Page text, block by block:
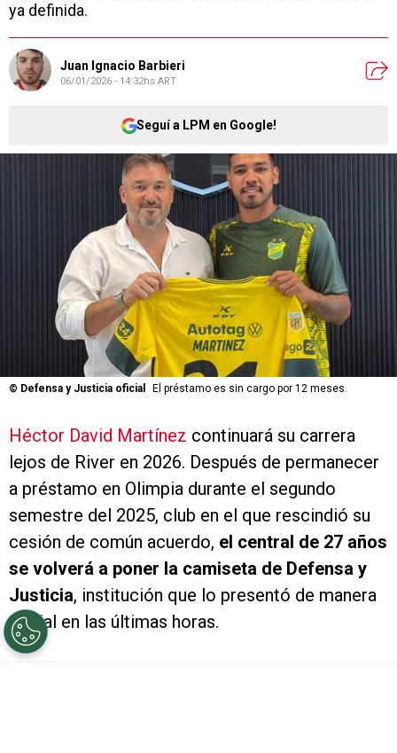
ya definida.
Juan Ignacio Barbieri
06/01/2026 - 14:32hs ART
Seguí a LPM en Google!
© Defensa y Justicia oficial El préstamo es sin cargo por 12 meses.
Héctor David Martínez continuará su carrera
lejos de River en 2026. Después de permanecer
a préstamo en Olimpia durante el segundo
semestre del 2025, club en el que rescindió su
cesión de común acuerdo, el central de 27 años
se volverá a poner la camiseta de Defensa y
Justicia, institución que lo presentó de manera
oficial en las últimas horas.